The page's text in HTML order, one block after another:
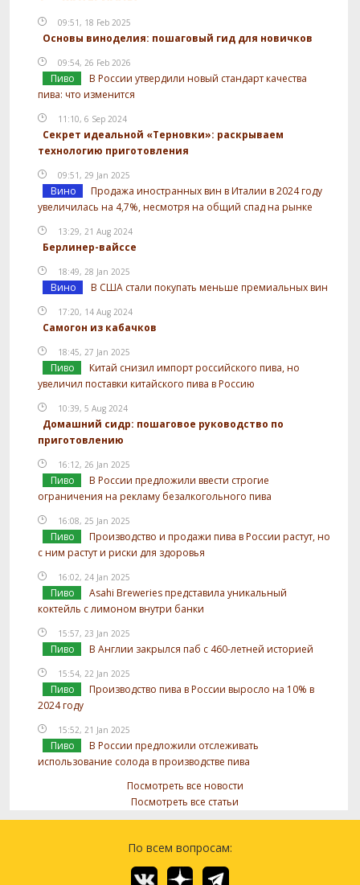
09:51, 18 Feb 2025
Основы виноделия: пошаговый гид для новичков
09:54, 26 Feb 2026
Пиво
В России утвердили новый стандарт качества
пива: что изменится
11:10, 6 Sep 2024
Секрет идеальной «Терновки»: раскрываем
технологию приготовления
09:51, 29 Jan 2025
Вино
Продажа иностранных вин в Италии в 2024 году
увеличилась на 4,7%, несмотря на общий спад на рынке
13:29, 21 Aug 2024
Берлинер-вайссе
18:49, 28 Jan 2025
Вино В США стали покупать меньше премиальных вин
17:20, 14 Aug 2024
Самогон из кабачков
18:45, 27 Jan 2025
Пиво
Китай снизил импорт российского пива, но
увеличил поставки китайского пива в Россию
10:39, 5 Aug 2024
Домашний сидр: пошаговое руководство по
приготовлению
16:12, 26 Jan 2025
Пиво
В России предложили ввести строгие
ограничения на рекламу безалкогольного пива
16:08, 25 Jan 2025
Пиво
Производство и продажи пива в России растут, но
с ним растут и риски для здоровья
16:02, 24 Jan 2025
Пиво
Asahi Breweries представила уникальный
коктейль с лимоном внутри банки
15:57, 23 Jan 2025
Пиво В Англии закрылся паб с 460-летней историей
15:54, 22 Jan 2025
Пиво
Производство пива в России выросло на 10% в
2024 году
15:52, 21 Jan 2025
Пиво
В России предложили отслеживать
использование солода в производстве пива
Посмотреть все новости
Посмотреть все статьи
По всем вопросам: